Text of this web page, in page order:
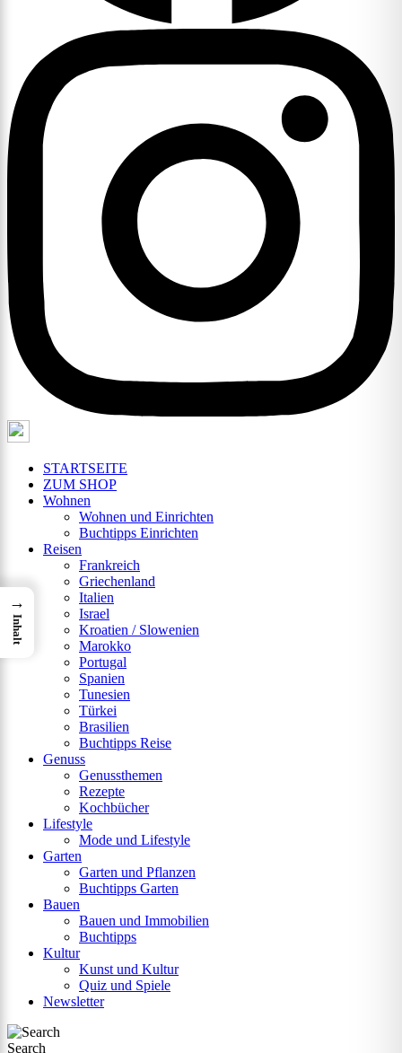
STARTSEITE
ZUM SHOP
Wohnen
Wohnen und Einrichten
Buchtipps Einrichten
Reisen
Frankreich
Griechenland
Italien
Israel
Kroatien / Slowenien
Marokko
Portugal
Spanien
Tunesien
Türkei
Brasilien
Buchtipps Reise
Genuss
Genussthemen
Rezepte
Kochbücher
Lifestyle
Mode und Lifestyle
Garten
Garten und Pflanzen
Buchtipps Garten
Bauen
Bauen und Immobilien
Buchtipps
Kultur
Kunst und Kultur
Quiz und Spiele
Newsletter
Search
→
Inhalt